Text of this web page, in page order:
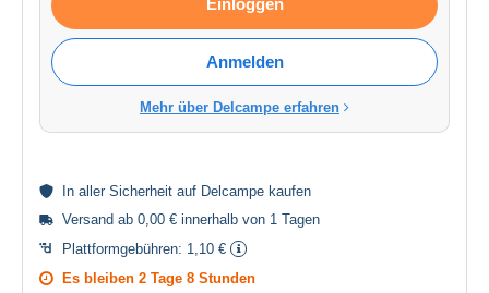
Einloggen
Anmelden
Mehr über Delcampe erfahren
In aller Sicherheit auf Delcampe kaufen
Versand ab 0,00 € innerhalb von 1 Tagen
Plattformgebühren: 1,10 €
Es bleiben 2 Tage 8 Stunden